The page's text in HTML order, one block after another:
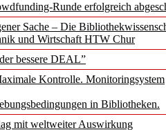
Runde erfolgreich
Sache – Die
und Wirtschaft HTW Chur
bessere DEAL”
Kontrolle. Monitoringsystem
in Bibliotheken.
mit weltweiter Auswirkung
06/2026(August
von
Welt